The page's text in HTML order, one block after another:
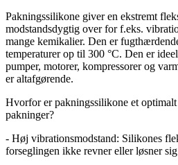
Pakningssilikone giver en ekstremt
modstandsdygtig over for f.eks.
mange kemikalier. Den er
temperaturer op til 300 °C. Den er
pumper, motorer, kompressorer og
er altafgørende.
Hvorfor er pakningssilikone et
pakninger?
- Høj vibrationsmodstand: Silikones
forseglingen ikke revner eller løsner